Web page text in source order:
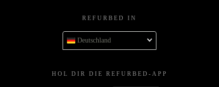
REFURBED IN
Deutschland
HOL DIR DIE REFURBED-APP